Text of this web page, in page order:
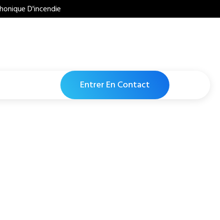
D'incendie
Entrer En Contact